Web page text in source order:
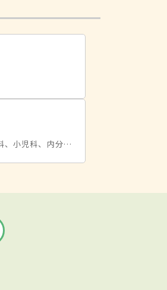
内科、呼吸器内科、消化器内科、循環器内科、小児科、内分泌内科、アレルギー科、リウマチ科、リハビリテーション科、糖尿病内科